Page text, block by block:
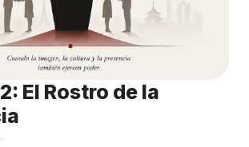
El Rostro de la